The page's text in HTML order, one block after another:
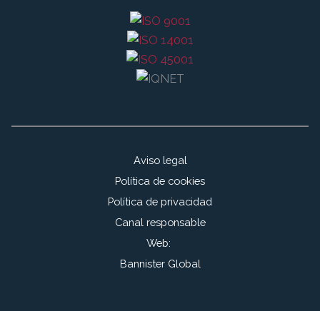
Aviso legal
Política de cookies
Política de privacidad
Canal responsable
Web:
Bannister Global